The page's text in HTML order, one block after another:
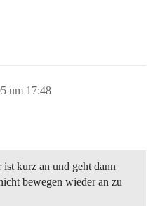
um 17:48
kurz an und geht dann
bewegen wieder an zu